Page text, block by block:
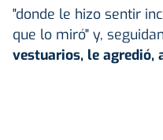
"donde le hizo sentir
que lo miró" y,
vestuarios, le agredió,